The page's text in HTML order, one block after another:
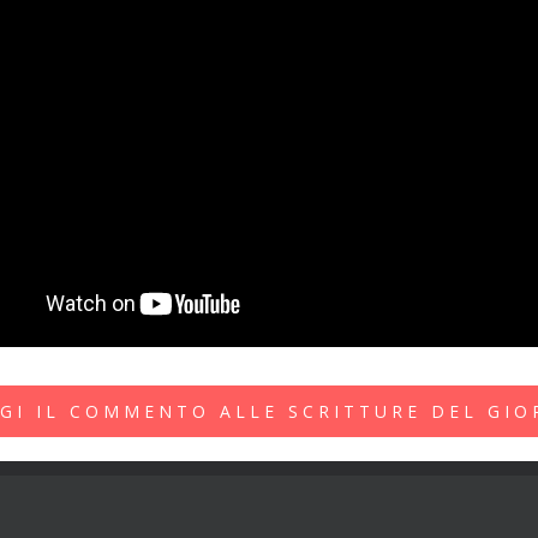
IL COMMENTO ALLE SCRITTURE DEL